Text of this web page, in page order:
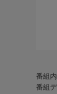
番組
番組